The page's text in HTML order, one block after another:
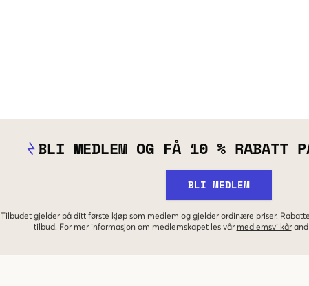
BLI MEDLEM OG FÅ 10 % RABATT
BLI MEDLEM
Tilbudet gjelder på ditt første kjøp som medlem og gjelder ordinære priser.
tilbud. For mer informasjon om medlemskapet les vår medlemsvilkår